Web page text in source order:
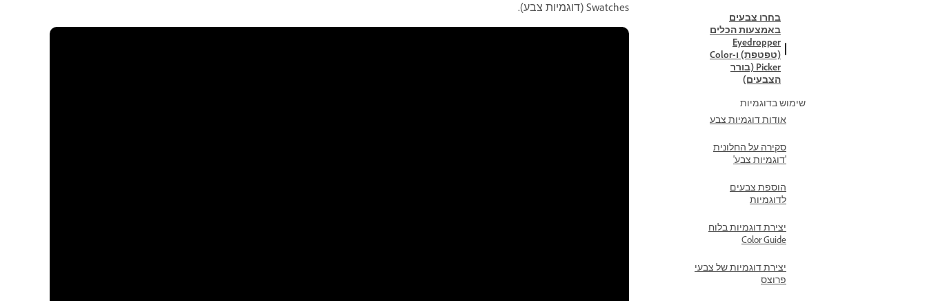
בחרו צבעים
באמצעות הכלים
Eyedropper
(טפטפת) ו-Color
Picker (בורר
הצבעים)
שימוש בדוגמיות
אודות דוגמיות צבע
סקירה על החלונית
'דוגמיות צבע'
הוספת צבעים
לדוגמיות
יצירת דוגמיות בלוח
Color Guide
יצירת דוגמיות של צבעי
פרוצס
Swatches (דוגמיות צבע).